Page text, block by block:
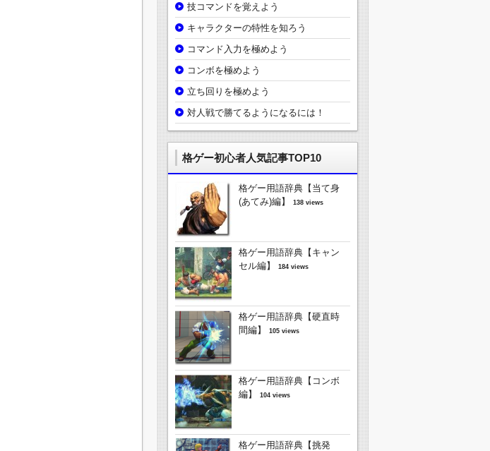
技コマンドを覚えよう
キャラクターの特性を知ろう
コマンド入力を極めよう
コンボを極めよう
立ち回りを極めよう
対人戦で勝てるようになるには！
格ゲー初心者人気記事TOP10
格ゲー用語辞典【当て身
(あてみ)編】
138 views
格ゲー用語辞典【キャン
セル編】
184 views
格ゲー用語辞典【硬直時
間編】
105 views
格ゲー用語辞典【コンボ
編】
104 views
格ゲー用語辞典【挑発